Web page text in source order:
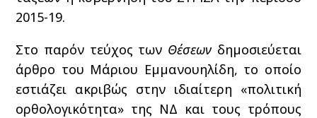
2015-19.
Στο παρόν τεύχος των Θέσεωνδημοσιεύεται
άρθρο του Μάριου Εμμανουηλίδη, το οποίο
εστιάζει ακριβώς στην ιδιαίτερη «πολιτική
ορθολογικότητα» της ΝΔ και τους τρόπους